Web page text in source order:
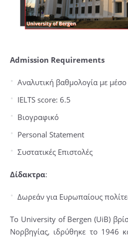
Admission Requirements
Αναλυτική βαθμολογία με
IELTS score: 6.5
Βιογραφικό
Personal Statement
Συστατικές Επιστολές
Δίδακτρα:
Δωρεάν για Ευρωπαίους
Το University of Bergen (UiB)
Νορβηγίας, ιδρύθηκε το 1946